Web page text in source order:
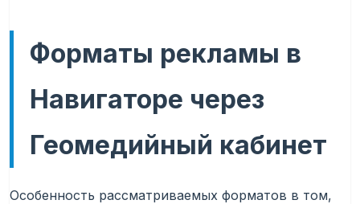
Форматы рекламы в
Навигаторе через
Геомедийный кабинет
Особенность рассматриваемых форматов в том,